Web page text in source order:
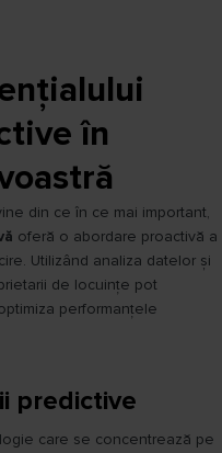
în
din ce în ce mai important,
oferă o abordare proactivă a
Utilizând analiza datelor și
de locuințe pot
performanțele
predictive
care se concentrează pe